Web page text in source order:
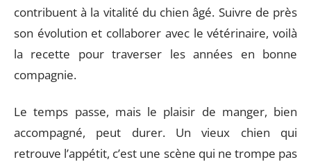
contribuent à la vitalité du chien âgé. Suivre de près
son évolution et collaborer avec le vétérinaire, voilà
la recette pour traverser les années en bonne
compagnie.
Le temps passe, mais le plaisir de manger, bien
accompagné, peut durer. Un vieux chien qui
retrouve l’appétit, c’est une scène qui ne trompe pas